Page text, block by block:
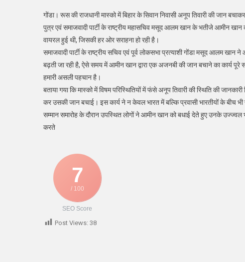
गोंडा। रूस की राजधानी मास्को में बिहार के सिवान निवासी अनूप तिवारी की जान
पुत्र एवं समाजवादी पार्टी के राष्ट्रीय महासचिव मसूद आलम खान के भतीजे आमीन
वायरल हुई थी, जिसकी हर ओर सराहना हो रही है।
समाजवादी पार्टी के राष्ट्रीय सचिव एवं पूर्व लोकसभा प्रत्याशी गोंडा मसूद आलम
बढ़ती जा रही है, ऐसे समय में आमीन खान द्वारा एक अजनबी की जान बचाने का कार्य
हमारी असली पहचान है।
बताया गया कि मास्को में विषम परिस्थितियों में फंसे अनूप तिवारी की स्थिति की
कर उसकी जान बचाई। इस कार्य ने न केवल भारत में बल्कि प्रवासी भारतीयों के बीच
सम्मान समारोह के दौरान उपस्थित लोगों ने आमीन खान को बधाई देते हुए उनके
करते
7
/ 100
SEO Score
Post Views: 38